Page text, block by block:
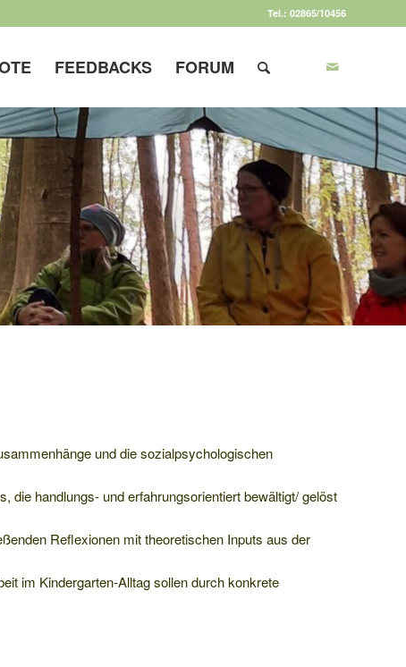
Tel.: 02865/10456
FEEDBACKS FORUM
und die sozialpsychologischen
die handlungs- und erfahrungsorientiert bewältigt/ gelöst
Reflexionen mit theoretischen Inputs aus der
im Kindergarten-Alltag sollen durch konkrete